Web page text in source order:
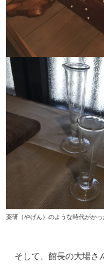
薬研（やげん）のような時代がか
そして、館長の大場さ